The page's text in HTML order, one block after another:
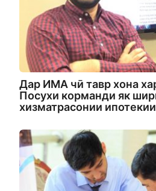
Дар ИМА чӣ тавр хона
Посухи корманди як
хизматрасонии